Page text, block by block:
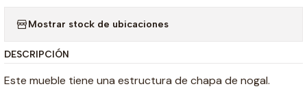
Mostrar stock de ubicaciones
DESCRIPCIÓN
Este mueble tiene una estructura de chapa de nogal.